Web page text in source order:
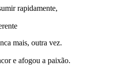
rapidamente,
mais, outra vez.
e afogou a paixão.